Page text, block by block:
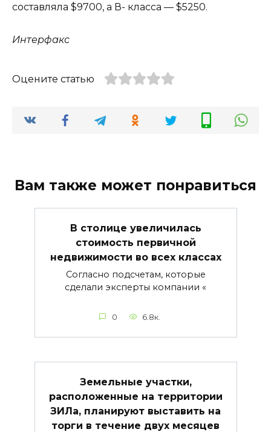
составляла $9700, а В- класса — $5250.
Интерфакс
Оцените статью
Вам также может понравиться
В столице увеличилась
стоимость первичной
недвижимости во всех классах
Согласно подсчетам, которые
сделали эксперты компании «
0 6.8к.
Земельные участки,
расположенные на территории
ЗИЛа, планируют выставить на
торги в течение двух месяцев